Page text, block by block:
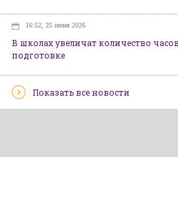
16:52, 25 июня 2026
В школах увеличат количество
подготовке
Показать все новости